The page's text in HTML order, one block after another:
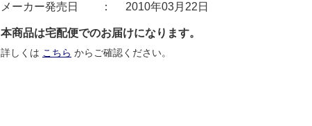
メーカー発売日 ：
2010年03月22日
本商品は宅配便でのお届けになります。
詳しくは こちら からご確認ください。